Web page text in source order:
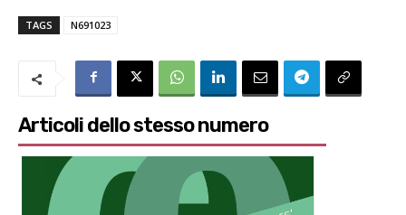
TAGS N691023
Articoli dello stesso numero